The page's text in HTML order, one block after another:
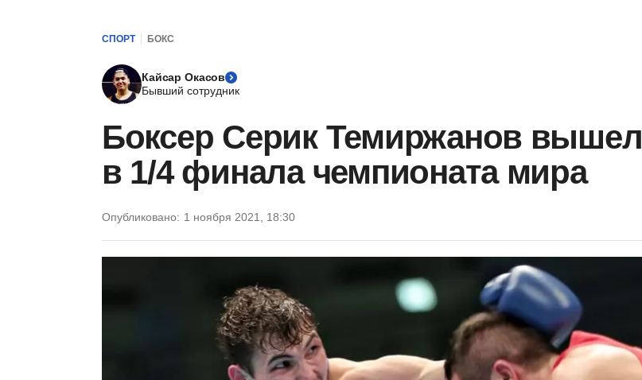
СПОРТ БОКС
Кайсар Окасов
Бывший сотрудник
Боксер Серик Темиржанов вышел
в 1/4 финала чемпионата мира
Опубликовано: 1 ноября 2021, 18:30